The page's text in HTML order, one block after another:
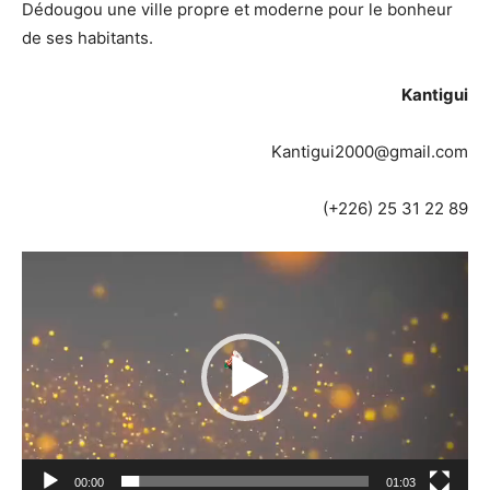
Dédougou une ville propre et moderne pour le bonheur
de ses habitants.
Kantigui
Kantigui2000@gmail.com
(+226) 25 31 22 89
Lecteur
00:00 01:03